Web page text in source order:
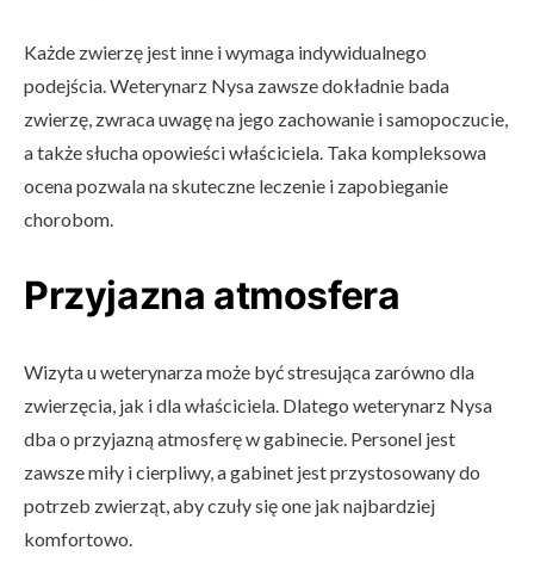
Każde zwierzę jest inne i wymaga indywidualnego
podejścia. Weterynarz Nysa zawsze dokładnie bada
zwierzę, zwraca uwagę na jego zachowanie i samopoczucie,
a także słucha opowieści właściciela. Taka kompleksowa
ocena pozwala na skuteczne leczenie i zapobieganie
chorobom.
Przyjazna atmosfera
Wizyta u weterynarza może być stresująca zarówno dla
zwierzęcia, jak i dla właściciela. Dlatego weterynarz Nysa
dba o przyjazną atmosferę w gabinecie. Personel jest
zawsze miły i cierpliwy, a gabinet jest przystosowany do
potrzeb zwierząt, aby czuły się one jak najbardziej
komfortowo.